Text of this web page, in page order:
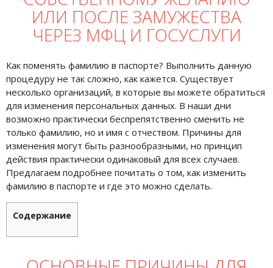
ИЛИ ПОСЛЕ ЗАМУЖЕСТВА
ЧЕРЕЗ МФЦ И ГОСУСЛУГИ
Как поменять фамилию в паспорте? Выполнить данную
процедуру не так сложно, как кажется. Существует
несколько организаций, в которые вы можете обратиться
для изменения персональных данных. В наши дни
возможно практически беспрепятственно сменить не
только фамилию, но и имя с отчеством. Причины для
изменения могут быть разнообразными, но принцип
действия практически одинаковый для всех случаев.
Предлагаем подробнее почитать о том, как изменить
фамилию в паспорте и где это можно сделать.
Содержание
Военное право
Гражданское право
Жилищное право
Законы, кодексы и акты
Защита прав потребителей
Земельное право
Медицинское право
Миграционное право